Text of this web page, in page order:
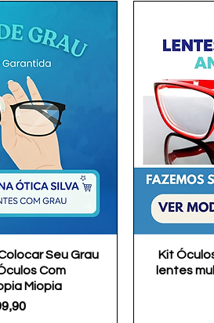
rápidaSeu Grau
Com
Miopia
Kit
lentes